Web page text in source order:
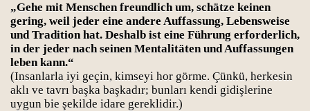
„Gehe mit Menschen freundlich um, schätze keinen
gering, weil jeder eine andere Auffassung, Lebensweise
und Tradition hat. Deshalb ist eine Führung erforderlich,
in der jeder nach seinen Mentalitäten und Auffassungen
leben kann.“
(Insanlarla iyi geçin, kimseyi hor görme. Çünkü, herkesin
aklı ve tavrı başka başkadır; bunları kendi gidişlerine
uygun bie şekilde idare gereklidir.)